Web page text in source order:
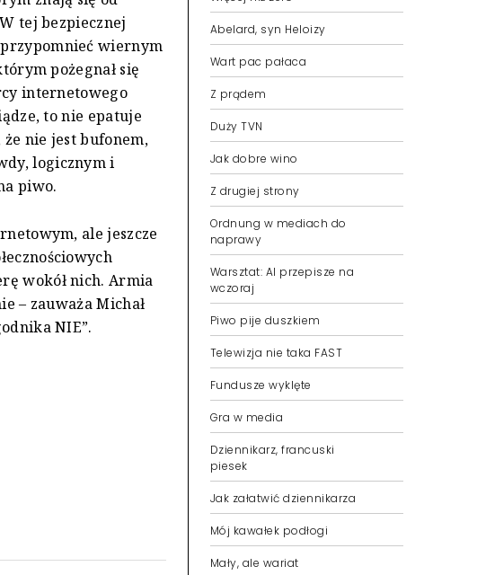
tej bezpiecznej
wiernym
pożegnał się
internetowego
to nie epatuje
nie jest bufonem,
logicznym i
piwo.
ale jeszcze
wokół nich. Armia
– zauważa Michał
NIE”.
Abelard, syn Heloizy
Wart pac pałaca
Z prądem
Duży TVN
Jak dobre wino
Z drugiej strony
Ordnung w mediach do
naprawy
Warsztat: AI przepisze na
wczoraj
Piwo pije duszkiem
Telewizja nie taka FAST
Fundusze wyklęte
Gra w media
Dziennikarz, francuski
piesek
Jak załatwić dziennikarza
Mój kawałek podłogi
Mały, ale wariat